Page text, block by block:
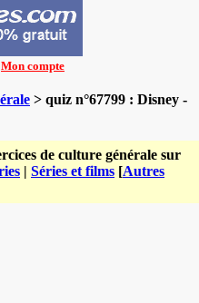
Mon compte
> quiz n°67799 : Disney -
de culture générale sur
| Séries et films [Autres